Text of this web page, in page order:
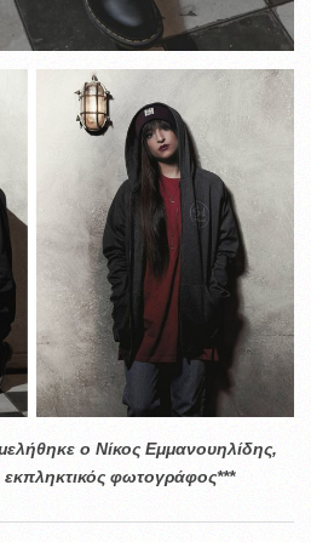
ο Νίκος Εμμανουηλίδης,
φωτογράφος***